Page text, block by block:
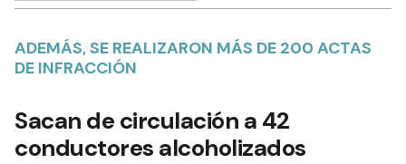
ADEMÁS, SE REALIZARON MÁS DE 200 ACTAS
DE INFRACCIÓN
Sacan de circulación a 42
conductores alcoholizados